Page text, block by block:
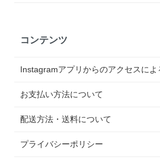
コンテンツ
Instagramアプリからのアクセスに
お支払い方法について
配送方法・送料について
プライバシーポリシー